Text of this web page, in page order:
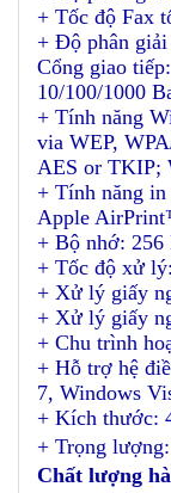
+ Tốc độ Fax
+ Độ phân giải
Cổng giao
10/100/1000
+ Tính năng
via WEP,
AES or TKIP;
+ Tính năng in
Apple
+ Bộ nhớ: 256
+ Tốc độ xử
+ Xử lý giấy
+ Xử lý giấy
+ Chu trình
+ Hỗ trợ hệ
7, Windows
+ Kích thước:
+ Trọng
Chất lượng